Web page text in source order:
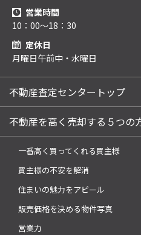
営業時間
10：00～18：30
定休日
月曜日午前中・水曜日
不動産査定センタートップ
不動産を高く売却する５つの
一番高く買ってくれる買主様
買主様の不安を解消
住まいの魅力をアピール
販売価格を決める物件写真
営業力